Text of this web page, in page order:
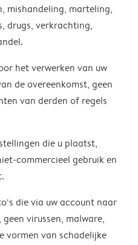
mishandeling, marteling,
drugs, verkrachting,
het verwerken van uw
de overeenkomst, geen
van derden of regels
die u plaatst,
commercieel gebruik en
die via uw account naar
virussen, malware,
vormen van schadelijke